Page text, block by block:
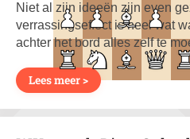
Niet al zijn ideeën zijn even
verrassingseffect is heel wat
achter het bord alles zelf te
Lees meer >